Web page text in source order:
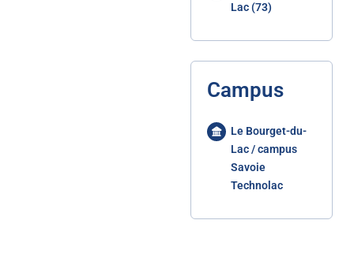
Lac (73)
Campus
Le Bourget-du-
Lac / campus
Savoie
Technolac